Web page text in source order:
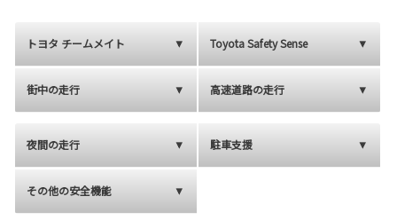
トヨタ チームメイト Toyota Safety Sense
街中の走行 高速道路の走行
夜間の走行 駐車支援
その他の安全機能